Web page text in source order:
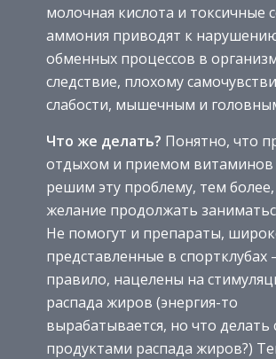
молочная кислота и токсичные
аммония приводят к
обменных процессов в
следствие, плохому
слабости, мышечным и
Что же делать? Понятно, что
отдыхом и приемом
решим эту проблему, тем более,
желание продолжать
Не помогут и препараты,
представленные в спортклубах
правило, нацелены на
распада жиров (энергия-то
вырабатывается, но что делать
продуктами распада жиров?)